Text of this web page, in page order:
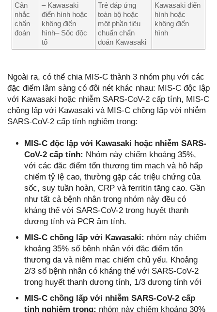
Cân
nhắc
chẩn
đoán
– Kawasaki
điển hình hoặc
không điển
hình– Sốc độc
tố
Trẻ đáp ứng
toàn bộ hoặc
một phần tiêu
chuẩn chẩn
đoán Kawasaki
Kawasaki điển
hình hoặc
không điển
hình
Ngoài ra, có thể chia MIS-C thành 3 nhóm phụ với các
đặc điểm lâm sàng có đôi nét khác nhau: MIS-C độc lập
với Kawasaki hoặc nhiễm SARS-CoV-2 cấp tính, MIS-C
chồng lấp với Kawasaki và MIS-C chồng lấp với nhiễm
SARS-CoV-2 cấp tính nghiêm trọng:
MIS-C độc lập với Kawasaki hoặc nhiễm SARS-
CoV-2 cấp tính: Nhóm này chiếm khoảng 35%,
với các đặc điểm tổn thương tim mạch và hô hấp
chiếm tỷ lệ cao, thường gặp các triệu chứng của
sốc, suy tuần hoàn, CRP và ferritin tăng cao. Gần
như tất cả bệnh nhân trong nhóm này đều có
kháng thể với SARS-CoV-2 trong huyết thanh
dương tính và PCR âm tính.
MIS-C chồng lấp với Kawasaki: nhóm này chiếm
khoảng 35% số bệnh nhân với đặc điểm tổn
thương da và niêm mạc chiếm chủ yếu. Khoảng
2/3 số bệnh nhân có kháng thể với SARS-CoV-2
trong huyết thanh dương tính, 1/3 dương tính với
MIS-C chồng lấp với nhiễm SARS-CoV-2 cấp
tính nghiêm trọng: nhóm này chiếm khoảng 30%